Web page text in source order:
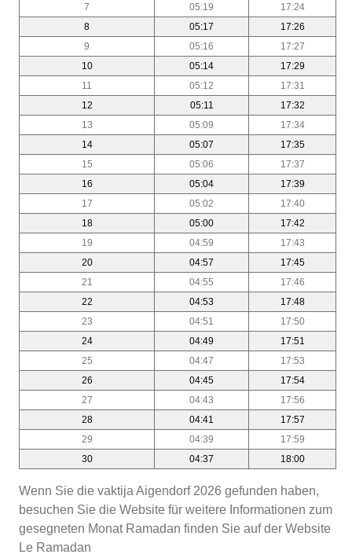
7
05:19
17:24
8
05:17
17:26
9
05:16
17:27
10
05:14
17:29
11
05:12
17:31
12
05:11
17:32
13
05:09
17:34
14
05:07
17:35
15
05:06
17:37
16
05:04
17:39
17
05:02
17:40
18
05:00
17:42
19
04:59
17:43
20
04:57
17:45
21
04:55
17:46
22
04:53
17:48
23
04:51
17:50
24
04:49
17:51
25
04:47
17:53
26
04:45
17:54
27
04:43
17:56
28
04:41
17:57
29
04:39
17:59
30
04:37 18:00
Wenn Sie die vaktija Aigendorf 2026 gefunden haben,
besuchen Sie die Website für weitere Informationen zum
gesegneten Monat Ramadan finden Sie auf der Website
Le Ramadan